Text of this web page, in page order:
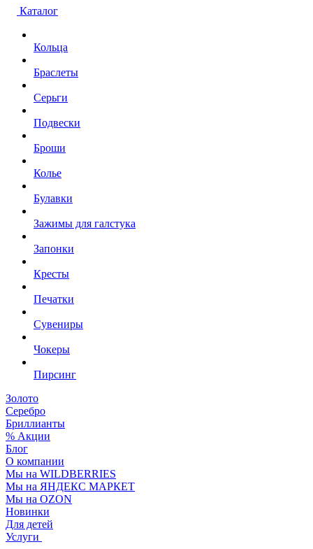
Каталог
Кольца
Браслеты
Серьги
Подвески
Броши
Колье
Булавки
Зажимы для галстука
Запонки
Кресты
Печатки
Сувениры
Чокеры
Пирсинг
Золото
Серебро
Бриллианты
% Акции
Блог
О компании
Мы на WILDBERRIES
Мы на ЯНДЕКС МАРКЕТ
Мы на OZON
Новинки
Для детей
Услуги